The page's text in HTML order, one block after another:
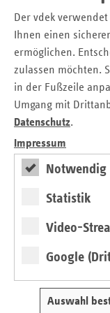
Der vdek
Ihnen einen
ermöglichen.
zulassen möchten.
in der Fußzeile
Umgang mit
Datenschutz.
Impressum
Notwendig
Statistik
Video-
Google
Auswahl
Derzeit befindet
Rentenübersicht
Sozialwahlen im
stärkt das Prinzip
Wahl mit direkter
eingereicht
benötigen,
so viele
neue Listen
vertreten sind.
Diese
besetzen. Die
Verwaltungsräte
Versicherten